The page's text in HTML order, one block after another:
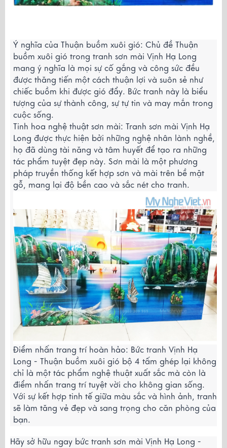
Ý nghĩa của Thuận buồm xuôi gió: Chủ đề Thuận
buồm xuôi gió trong tranh sơn mài Vịnh Hạ Long
mang ý nghĩa là mọi sự cố gắng và công sức đều
được thăng tiến một cách thuận lợi và suôn sẻ như
chiếc buồm khi được gió đẩy. Bức tranh này là biểu
tượng của sự thành công, sự tự tin và may mắn trong
cuộc sống.
Tinh hoa nghệ thuật sơn mài: Tranh sơn mài Vịnh Hạ
Long được thực hiện bởi những nghệ nhân lành nghề,
họ đã dùng tài năng và tâm huyết để tạo ra những
tác phẩm tuyệt đẹp này. Sơn mài là một phương
pháp truyền thống kết hợp sơn và mài trên bề mặt
gỗ, mang lại độ bền cao và sắc nét cho tranh.
Điểm nhấn trang trí hoàn hảo: Bức tranh Vịnh Hạ
Long - Thuận buồm xuôi gió bộ 4 tấm ghép lại không
chỉ là một tác phẩm nghệ thuật xuất sắc mà còn là
điểm nhấn trang trí tuyệt vời cho không gian sống.
Với sự kết hợp tinh tế giữa màu sắc và hình ảnh, tranh
sẽ làm tăng vẻ đẹp và sang trọng cho căn phòng của
bạn.
Hãy sở hữu ngay bức tranh sơn mài Vịnh Hạ Long -